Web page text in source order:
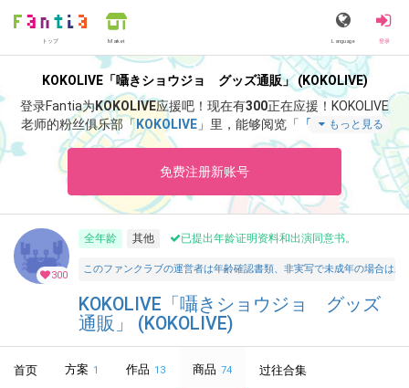
トップ Market Language 登录
KOKOLIVE「囁きショウジョ グッズ通販」 (KOKOLIVE)
登录Fantia为KOKOLIVE应援吧！ 现在有300正在应援！ KOKOLIVE
老师的粉丝俱乐部「 KOKOLIVE」里，能够阅览「 「丘陵研究会へ
ようこそ」9月公演イラスト案
」等特别内容。
もっと見る
免费注册新账号
300
全年龄 其他 已提出年龄证明资料和出演同意书。
このファンクラブの運営者は年齢確認書類、非実写で未成年の場合は
KOKOLIVE「囁きショウジョ グッズ
通販」 (KOKOLIVE)
首页 方案 1 作品 13 商品 74 过往合集